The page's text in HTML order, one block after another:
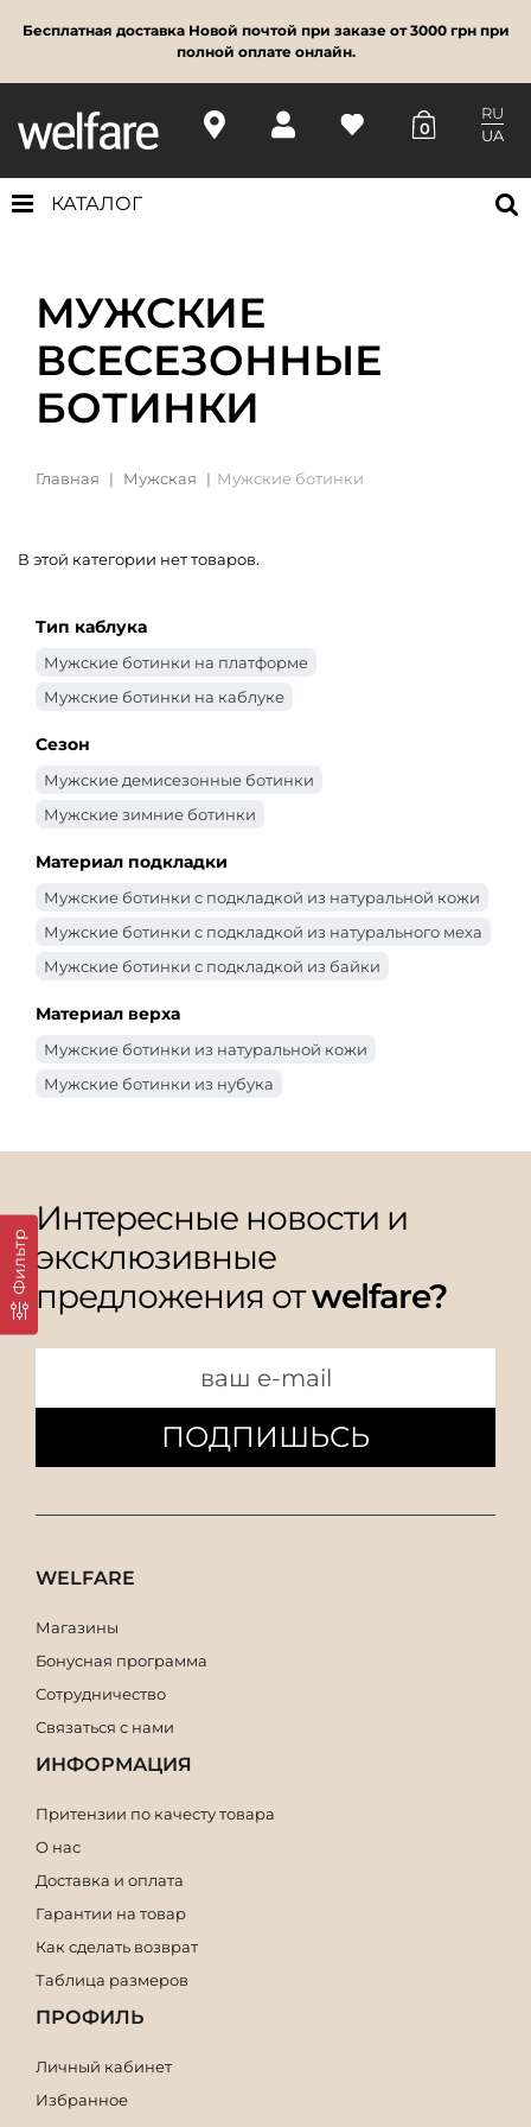
Бесплатная доставка Новой почтой при заказе от 3000 грн при
полной оплате онлайн.
0
RU
UA
КАТАЛОГ
МУЖСКИЕ
ВСЕСЕЗОННЫЕ
БОТИНКИ
Главная Мужская Мужские ботинки
Фильтр
В этой категории нет товаров.
Тип каблука
Мужские ботинки на платформе
Мужские ботинки на каблуке
Сезон
Мужские демисезонные ботинки
Мужские зимние ботинки
Материал подкладки
Мужские ботинки с подкладкой из натуральной кожи
Мужские ботинки с подкладкой из натурального меха
Мужские ботинки с подкладкой из байки
Материал верха
Мужские ботинки из натуральной кожи
Мужские ботинки из нубука
Интересные новости и
эксклюзивные
предложения отwelfare?
ПОДПИШЬСЬ
WELFARE
Магазины
Бонусная программа
Сотрудничество
Связаться с нами
ИНФОРМАЦИЯ
Притензии по качесту товара
О нас
Доставка и оплата
Гарантии на товар
Как сделать возврат
Таблица размеров
ПРОФИЛЬ
Личный кабинет
Избранное